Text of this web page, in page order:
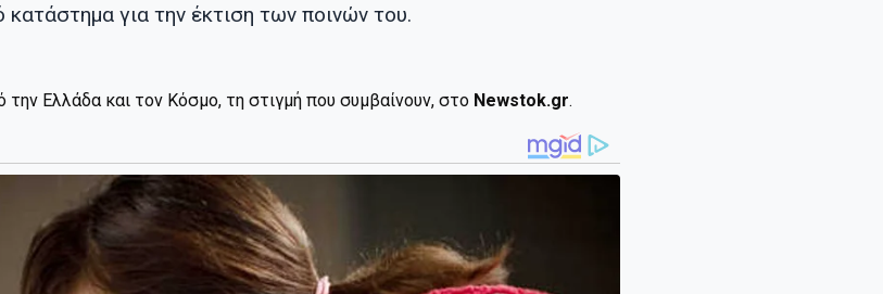
για την έκτιση των ποινών του.
την Ελλάδα και τον Κόσμο, τη στιγμή που συμβαίνουν, στο Newstok.gr.